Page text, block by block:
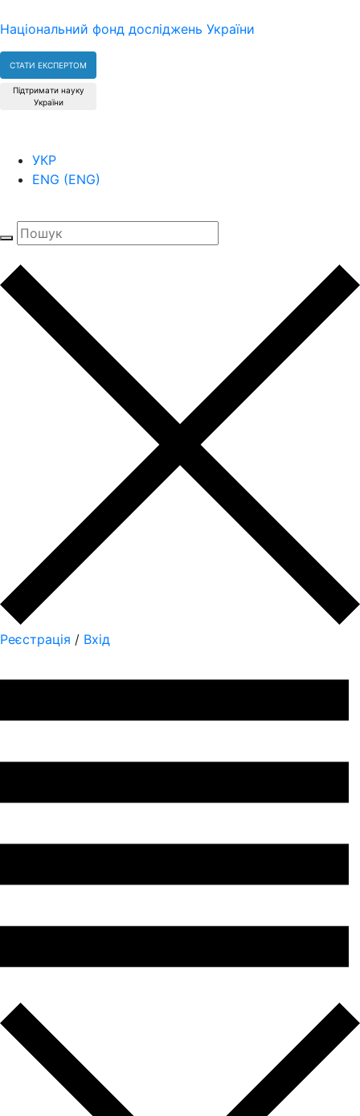
Національний фонд досліджень України
СТАТИ ЕКСПЕРТОМ
Підтримати науку
України
УКР
ENG (ENG)
Реєстрація / Вхід